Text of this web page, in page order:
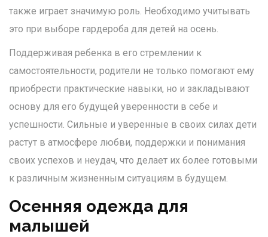
также играет значимую роль. Необходимо учитывать
это при выборе гардероба для детей на осень.
Поддерживая ребенка в его стремлении к
самостоятельности, родители не только помогают ему
приобрести практические навыки, но и закладывают
основу для его будущей уверенности в себе и
успешности. Сильные и уверенные в своих силах дети
растут в атмосфере любви, поддержки и понимания
своих успехов и неудач, что делает их более готовыми
к различным жизненным ситуациям в будущем.
Осенняя одежда для
малышей